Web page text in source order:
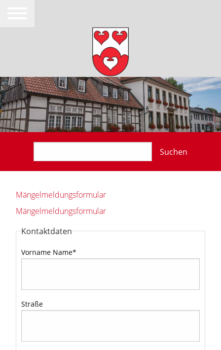
Suchen
Mängelmeldungsformular
Mängelmeldungsformular
Kontaktdaten
Vorname Name*
Straße